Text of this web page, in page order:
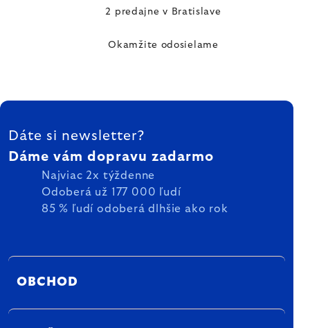
2 predajne v Bratislave
Okamžite odosielame
ZÁPÄTIE
Dáte si newsletter?
Dáme vám dopravu zadarmo
Najviac 2x týždenne
Odoberá už 177 000 ľudí
85 % ľudí odoberá dlhšie ako rok
OBCHOD